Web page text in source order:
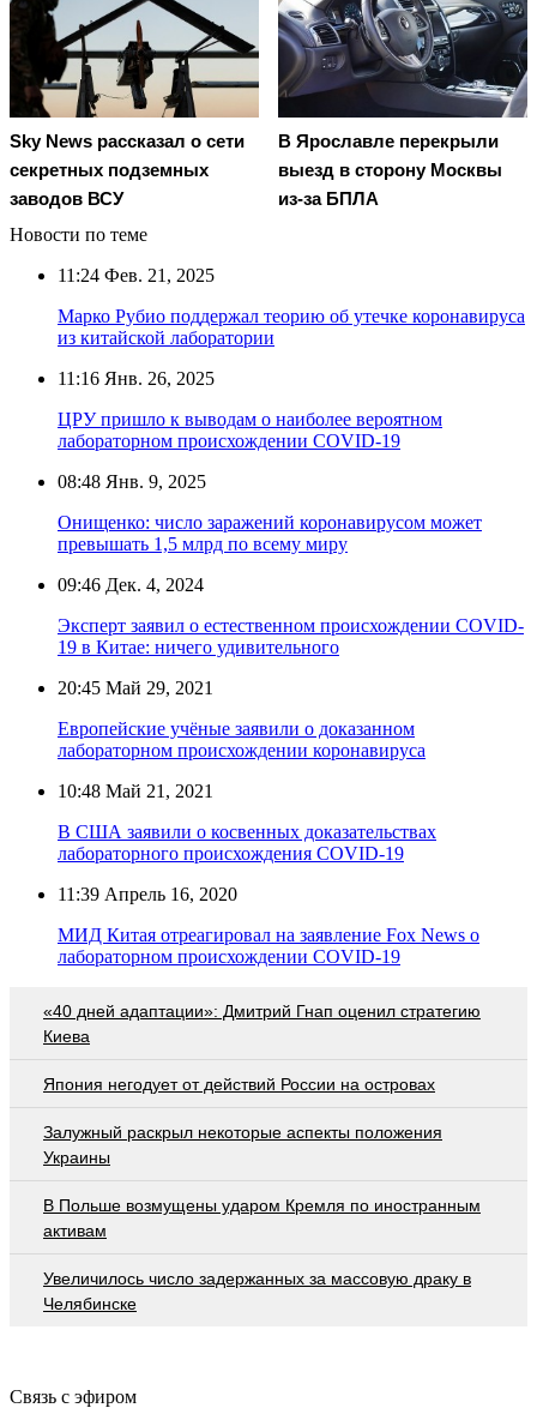
Sky News рассказал о сети
секретных подземных
заводов ВСУ
В Ярославле перекрыли
выезд в сторону Москвы
из-за БПЛА
Новости по теме
11:24 Фев. 21, 2025
Марко Рубио поддержал теорию об утечке коронавируса
из китайской лаборатории
11:16 Янв. 26, 2025
ЦРУ пришло к выводам о наиболее вероятном
лабораторном происхождении COVID-19
08:48 Янв. 9, 2025
Онищенко: число заражений коронавирусом может
превышать 1,5 млрд по всему миру
09:46 Дек. 4, 2024
Эксперт заявил о естественном происхождении COVID-
19 в Китае: ничего удивительного
20:45 Май 29, 2021
Европейские учёные заявили о доказанном
лабораторном происхождении коронавируса
10:48 Май 21, 2021
В США заявили о косвенных доказательствах
лабораторного происхождения COVID-19
11:39 Апрель 16, 2020
МИД Китая отреагировал на заявление Fox News о
лабораторном происхождении COVID-19
«40 дней адаптации»: Дмитрий Гнап оценил стратегию
Киева
Япония негодует от действий России на островах
Залужный раскрыл некоторые аспекты положения
Украины
В Польше возмущены ударом Кремля по иностранным
активам
Увеличилось число задержанных за массовую драку в
Челябинске
Связь с эфиром